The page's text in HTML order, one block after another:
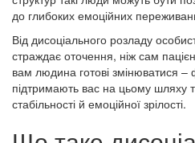
до глибоких емоційних
Від дисоціального розладу
страждає оточення, ніж сам
вам людина готові змінюватися –
підтримають вас на цьому шляху
стабільності й емоційної зрілості.